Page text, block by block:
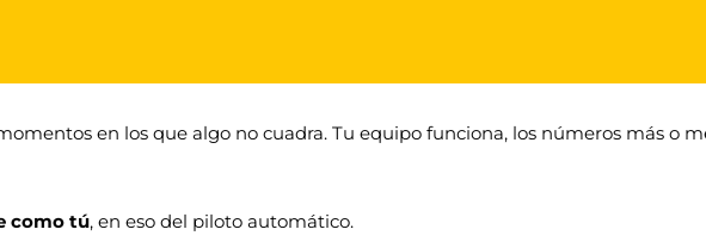
en los que algo no cuadra. Tu equipo funciona, los números más o
como tú, en eso del piloto automático.